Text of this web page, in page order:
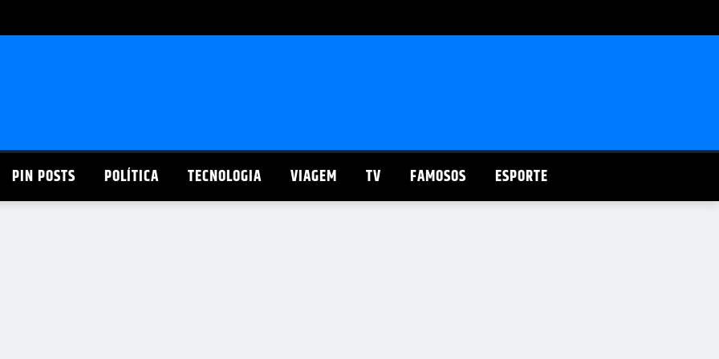
PIN POSTS POLÍTICA TECNOLOGIA VIAGEM TV FAMOSOS ESPORTE